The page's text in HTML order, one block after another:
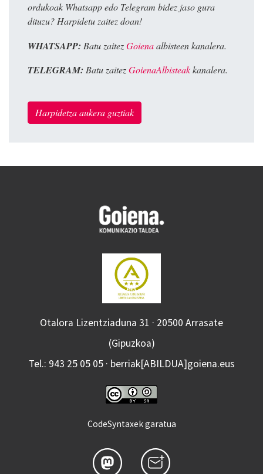
ordukoak Whatsapp edo Telegram bidez jaso gura
dituzu? Harpidetu zaitez doan!
WHATSAPP: Batu zaitezGoienaalbisteen kanalera.
TELEGRAM: Batu zaitezGoienaAlbisteakkanalera.
Harpidetza aukera guztiak
Otalora Lizentziaduna 31 · 20500 Arrasate
(Gipuzkoa)
Tel.: 943 25 05 05 · berriak[ABILDUA]goiena.eus
CodeSyntaxek garatua